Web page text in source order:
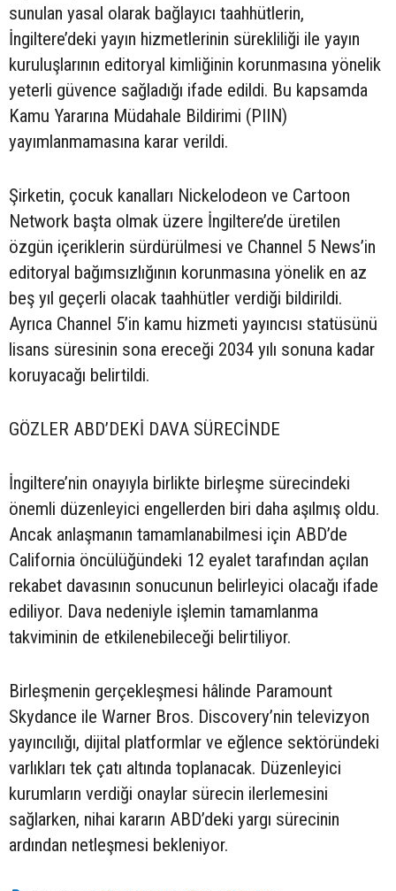
sunulan yasal olarak bağlayıcı taahhütlerin,
İngiltere’deki yayın hizmetlerinin sürekliliği ile yayın
kuruluşlarının editoryal kimliğinin korunmasına yönelik
yeterli güvence sağladığı ifade edildi. Bu kapsamda
Kamu Yararına Müdahale Bildirimi (PIIN)
yayımlanmamasına karar verildi.
Şirketin, çocuk kanalları Nickelodeon ve Cartoon
Network başta olmak üzere İngiltere’de üretilen
özgün içeriklerin sürdürülmesi ve Channel 5 News’in
editoryal bağımsızlığının korunmasına yönelik en az
beş yıl geçerli olacak taahhütler verdiği bildirildi.
Ayrıca Channel 5’in kamu hizmeti yayıncısı statüsünü
lisans süresinin sona ereceği 2034 yılı sonuna kadar
koruyacağı belirtildi.
GÖZLER ABD’DEKİ DAVA SÜRECİNDE
İngiltere’nin onayıyla birlikte birleşme sürecindeki
önemli düzenleyici engellerden biri daha aşılmış oldu.
Ancak anlaşmanın tamamlanabilmesi için ABD’de
California öncülüğündeki 12 eyalet tarafından açılan
rekabet davasının sonucunun belirleyici olacağı ifade
ediliyor. Dava nedeniyle işlemin tamamlanma
takviminin de etkilenebileceği belirtiliyor.
Birleşmenin gerçekleşmesi hâlinde Paramount
Skydance ile Warner Bros. Discovery’nin televizyon
yayıncılığı, dijital platformlar ve eğlence sektöründeki
varlıkları tek çatı altında toplanacak. Düzenleyici
kurumların verdiği onaylar sürecin ilerlemesini
sağlarken, nihai kararın ABD’deki yargı sürecinin
ardından netleşmesi bekleniyor.